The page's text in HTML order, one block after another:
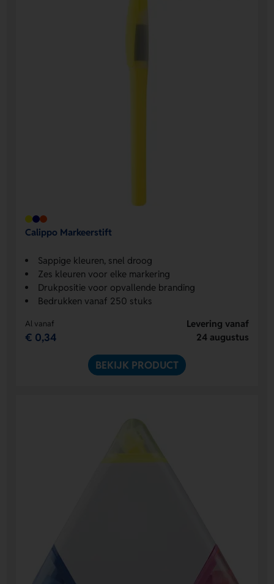
Calippo Markeerstift
Sappige kleuren, snel droog
Zes kleuren voor elke markering
Drukpositie voor opvallende branding
Bedrukken vanaf 250 stuks
Al vanaf
€ 0,34
Levering vanaf
24 augustus
BEKIJK PRODUCT